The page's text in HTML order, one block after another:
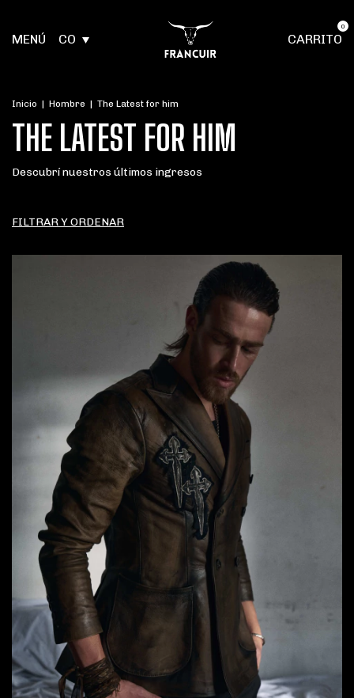
MENÚ CO CARRITO
0
Inicio | Hombre | The Latest for him
THE LATEST FOR HIM
Descubrí nuestros últimos ingresos
FILTRAR Y ORDENAR